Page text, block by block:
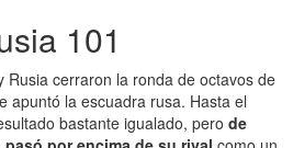
101
Rusia cerraron la ronda de octavos de
apuntó la escuadra rusa. Hasta el
bastante igualado, pero de